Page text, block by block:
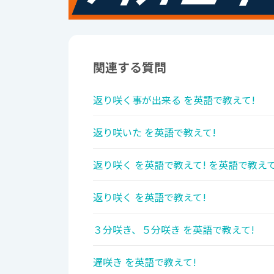
関連する質問
返り咲く事が出来る を英語で教えて!
返り咲いた を英語で教えて!
返り咲く を英語で教えて! を英語で教え
返り咲く を英語で教えて!
３分咲き、５分咲き を英語で教えて!
遅咲き を英語で教えて!